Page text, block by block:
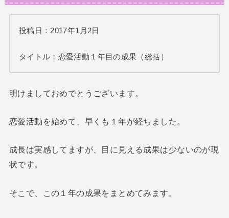
投稿日：2017年1月2日
タイトル：恋愛活動１年目の成果（総括）
明けましておめでとうございます。
恋愛活動を始めて、早くも１年が経ちました。
成長は実感してますが、目に見える成果は少ないのが現
状です。
そこで、この１年の成果をまとめてみます。